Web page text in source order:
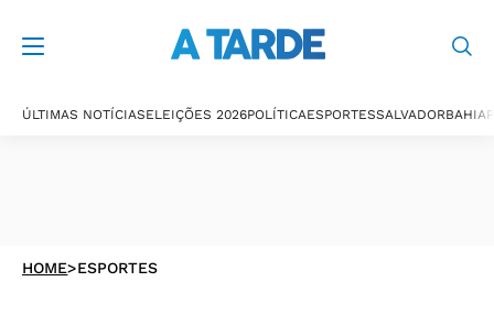
ÚLTIMAS NOTÍCIASELEIÇÕES 2026POLÍTICAESPORTESSALVADORBAHIA
HOME>ESPORTES